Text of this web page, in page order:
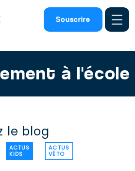
Souscrire
Ecole harcelement solution
à l'école
le blog
ACTUS
KIDS
ACTUS
VÉTO